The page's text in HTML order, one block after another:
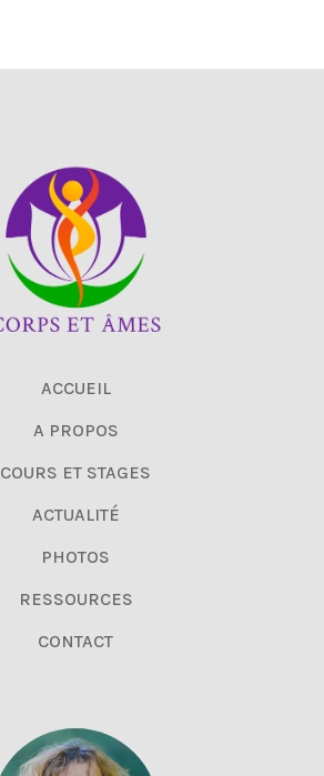
ACCUEIL
A PROPOS
COURS ET STAGES
ACTUALITÉ
PHOTOS
RESSOURCES
CONTACT